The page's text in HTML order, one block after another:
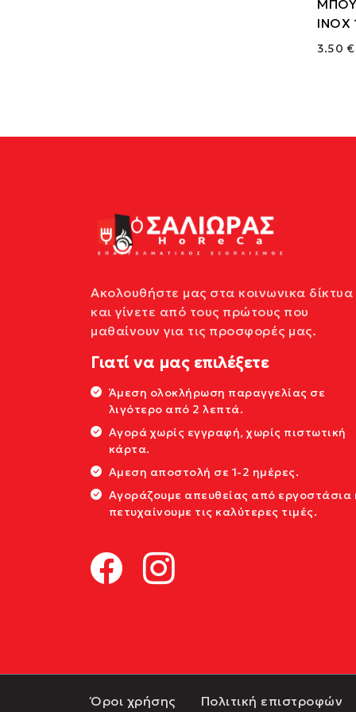
INOX
3.50 €
Ακολουθήστε μας στα κοινωνικα δίκτυα
και γίνετε από τους πρώτους που
μαθαίνουν για τις προσφορές μας.
Γιατί να μας επιλέξετε
Άμεση ολοκλήρωση παραγγελίας σε
λιγότερο από 2 λεπτά.
Αγορά χωρίς εγγραφή, χωρίς πιστωτική
κάρτα.
Αμεση αποστολή σε 1-2 ημέρες.
Αγοράζουμε απευθείας από εργοστάσια
πετυχαίνουμε τις καλύτερες τιμές.
Όροι χρήσης Πολιτική επιστροφών